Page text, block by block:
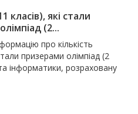
класів), які стали
(2...
про кількість
призерами олімпіад (2
інформатики, розраховану